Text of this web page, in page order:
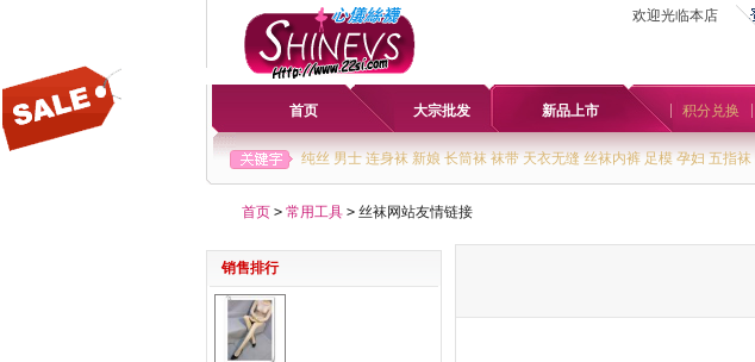
欢迎光临本店
首页 大宗批发 新品上市 积分兑换
纯丝 男士 连身袜 新娘 长筒袜 袜带 天衣无缝 丝袜内裤 足模 孕妇 五指袜
首页 > 常用工具 >丝袜网站友情链接
销售排行